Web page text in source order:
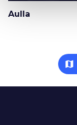
Aulla
map